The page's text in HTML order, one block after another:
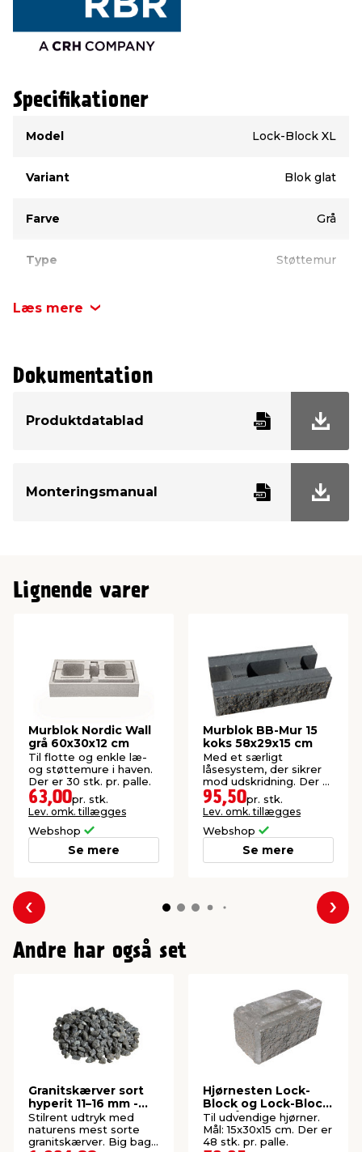
Specifikationer
Model
Lock-Block XL
Variant Blok glat
Farve Grå
Type Støttemur
Højde
Antal pr. palle 80 stk.
22,2 stk.
Læs mere
Dokumentation
Produktdatablad
Monteringsmanual
Lignende varer
Murblok Nordic Wall
grå 60x30x12 cm
Til flotte og enkle læ-
og støttemure i haven.
Der er 30 stk. pr. palle.
63,00pr. stk.
Lev. omk. tillægges
Webshop
Se mere
Murblok BB-Mur 15
koks 58x29x15 cm
Med et særligt
låsesystem, der sikrer
mod udskridning. Der er
24 stk. pr. palle.
95,50pr. stk.
Lev. omk. tillægges
Webshop
Se mere
Forrige
Andre har også set
Granitskærver sort
hyperit 11–16 mm -
Safestone
Stilrent udtryk med
naturens mest sorte
granitskærver. Big bag
Hjørnesten Lock-
Block og Lock-Block
XL grå
Til udvendige hjørner.
Mål: 15x30x15 cm. Der er
48 stk. pr. palle.